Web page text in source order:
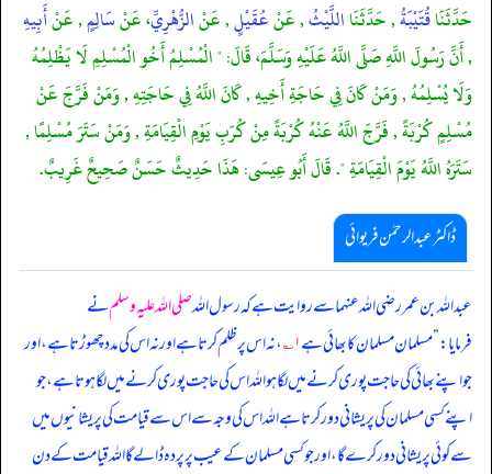
حَدَّثَنَاقُتَيْبَةُ, حَدَّثَنَااللَّيْثُ, عَنْعُقَيْلٍ, عَنْالزُّهْرِيِّ، عَنْسَالِمٍ, عَنْأَبِيهِ
, أَنَّ رَسُولَ اللَّهِ صَلَّى اللَّهُ عَلَيْهِ وَسَلَّمَ، قَالَ: " الْمُسْلِمُ أَخُو الْمُسْلِمِ لَا يَظْلِمُهُ
وَلَا يُسْلِمُهُ , وَمَنْ كَانَ فِي حَاجَةِ أَخِيهِ , كَانَ اللَّهُ فِي حَاجَتِهِ , وَمَنْ فَرَّجَ عَنْ
مُسْلِمٍ كُرْبَةً , فَرَّجَ اللَّهُ عَنْهُ كُرْبَةً مِنْ كُرَبِ يَوْمِ الْقِيَامَةِ , وَمَنْ سَتَرَ مُسْلِمًا ,
سَتَرَهُ اللَّهُ يَوْمَ الْقِيَامَةِ ". قَالَ أَبُو عِيسَى: هَذَا حَدِيثٌ حَسَنٌ صَحِيحٌ غَرِيبٌ.
ڈاکٹر عبدالرحمٰن فریوائی
عبداللہ بن عمر رضی الله عنہما سے روایت ہے کہرسول اللہصلی اللہ علیہ وسلمنے
فرمایا:”مسلمان مسلمان کا بھائی ہے۱؎ ، نہ اس پر ظلم کرتا ہے اور نہ اس کی مدد چھوڑتا ہے، اور
جو اپنے بھائی کی حاجت پوری کرنے میں لگا ہو اللہ اس کی حاجت پوری کرنے میں لگا ہوتا ہے، جو
اپنے کسی مسلمان کی پریشانی دور کرتا ہے اللہ اس کی وجہ سے اس سے قیامت کی پریشانیوں میں
سے کوئی پریشانی دور کرے گا، اور جو کسی مسلمان کے عیب پر پردہ ڈالے گا اللہ قیامت کے دن